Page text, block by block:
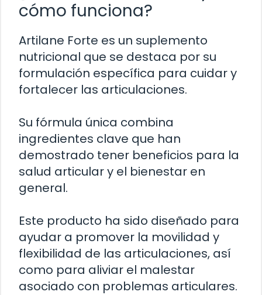
cómo funciona?
Artilane Forte es un suplemento
nutricional que se destaca por su
formulación específica para cuidar y
fortalecer las articulaciones.
Su fórmula única combina
ingredientes clave que han
demostrado tener beneficios para la
salud articular y el bienestar en
general.
Este producto ha sido diseñado para
ayudar a promover la movilidad y
flexibilidad de las articulaciones, así
como para aliviar el malestar
asociado con problemas articulares.